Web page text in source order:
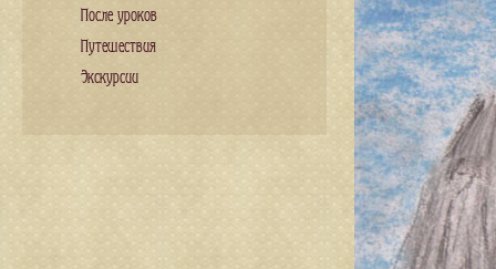
После уроков
Путешествия
Экскурсии